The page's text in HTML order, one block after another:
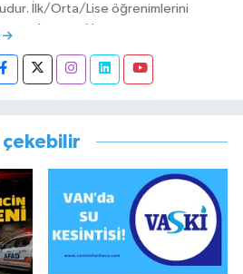
İlk/Orta/Lise öğrenimlerini
Hacettepe mezunu
Asteğmen olarak yaptığı vatani
Van Sosyal Hizmetler İl
istifa edip sosyal medyayı
çekebilir